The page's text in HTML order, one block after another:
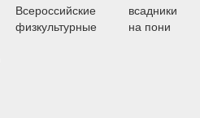
Всероссийские
физкультурные
всадники
на пони